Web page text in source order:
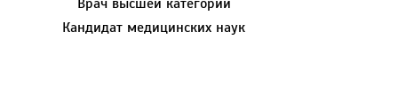
Врач высшей категории
Кандидат медицинских наук